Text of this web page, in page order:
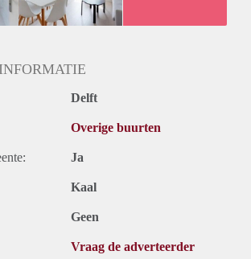
Delft
Overige buurten
Ja
Kaal
Geen
Vraag de adverteerder